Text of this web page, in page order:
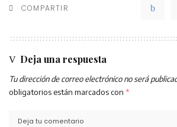
COMPARTIR
Deja una respuesta
Tu dirección de correo electrónico no será
obligatorios están marcados con *